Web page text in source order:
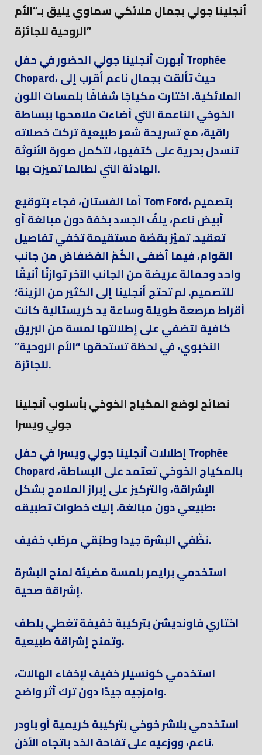
أنجلينا جولي بجمال ملائكي سماوي يليق بـ”الأم
الروحية للجائزة”
أبهرت أنجلينا جولي الحضور في حفل Trophée
Chopard، حيث تألقت بجمال ناعم أقرب إلى
الملائكية. اختارت مكياجًا شفافًا بلمسات اللون
الخوخي الناعمة التي أضاءت ملامحها ببساطة
راقية، مع تسريحة شعر طبيعية تركت خصلاته
تنسدل بحرية على كتفيها، لتكمل صورة الأنوثة
الهادئة التي لطالما تميزت بها.
أما الفستان، فجاء بتوقيع Tom Ford، بتصميم
أبيض ناعم، يلفّ الجسد بخفة دون مبالغة أو
تعقيد. تميّز بقصّة مستقيمة تخفي تفاصيل
القوام، فيما أضفى الكُمّ الفضفاض من جانب
واحد وحمالة عريضة من الجانب الآخر توازنًا أنيقًا
للتصميم. لم تحتج أنجلينا إلى الكثير من الزينة؛
أقراط مرصعة طويلة وساعة يد كريستالية كانت
كافية لتضفي على إطلالتها لمسة من البريق
النخبوي، في لحظة تستحقها “الأم الروحية”
للجائزة.
نصائح لوضع المكياج الخوخي بأسلوب أنجلينا
جولي ويسرا
إطلالات أنجلينا جولي ويسرا في حفل Trophée
Chopard بالمكياج الخوخي تعتمد على البساطة،
الإشراقة، والتركيز على إبراز الملامح بشكل
طبيعي دون مبالغة. إليك خطوات تطبيقه:
نظّفي البشرة جيدًا وطبّقي مرطّب خفيف.
استخدمي برايمر بلمسة مضيئة لمنح البشرة
إشراقة صحية.
اختاري فاونديشن بتركيبة خفيفة تغطي بلطف
وتمنح إشراقة طبيعية.
استخدمي كونسيلر خفيف لإخفاء الهالات،
وامزجيه جيدًا دون ترك أثر واضح.
استخدمي بلاشر خوخي بتركيبة كريمية أو باودر
ناعم، ووزعيه على تفاحة الخد باتجاه الأذن.